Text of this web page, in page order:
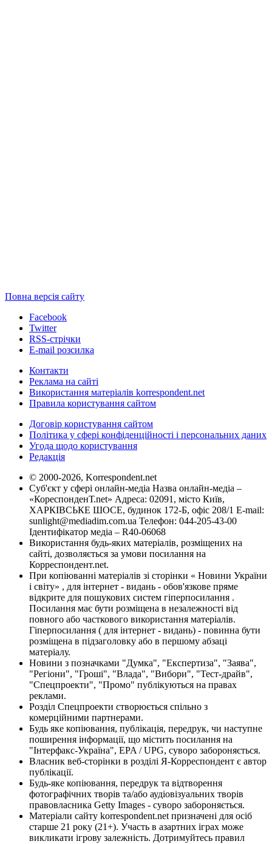
Повна версія сайту
Facebook
Twitter
RSS-стрічки
E-mail розсилка
Контакти
Реклама на сайті
Використання матеріалів korrespondent.net
Правила користування сайтом
Договір користування сайтом
Політика у сфері конфіденційності і персональних даних
Угода щодо користування
Редакція
© 2000-2026, Korrespondent.net
Суб'єкт у сфері онлайн-медіа Назва онлайн-медіа –
«КореспонденТ.net» Адреса: 02091, місто Київ,
ХАРКІВСЬКЕ ШОСЕ, будинок 172-Б, офіс 208/1 E-mail:
sunlight@mediadim.com.ua Телефон: 044-205-43-00
Ідентифікатор медіа – R40-06068
Використання будь-яких матеріалів, розміщених на
сайті, дозволяється за умови посилання на
Корреспондент.net.
При копіюванні матеріалів зі сторінки « Новини України
і світу» , для інтернет - видань - обов'язкове пряме
відкрите для пошукових систем гіперпосилання .
Посилання має бути розміщена в незалежності від
повного або часткового використання матеріалів.
Гіперпосилання ( для інтернет - видань) - повинна бути
розміщена в підзаголовку або в першому абзаці
матеріалу.
Новини з позначками "Думка", "Експертиза", "Заява",
"Регіони", "Гроші", "Влада", "Вибори", "Тест-драйв",
"Спецпроекти", "Промо" публікуються на правах
реклами.
Розділ Спецпроекти створюється спільно з
комерційними партнерами.
Будь яке копіювання, публікація, передрук, чи наступне
поширення інформації, що містить посилання на
"Інтерфакс-Україна", EPA / UPG, суворо забороняється.
Власник веб-сторінки в розділі Я-Корреспондент є автор
публікації.
Будь-яке копіювання, передрук та відтворення
фотографічних творів та/або аудіовізуальних творів
правовласника Getty Images - суворо забороняється.
Матеріали сайту korrespondent.net призначені для осіб
старше 21 року (21+). Участь в азартних іграх може
викликати ігрову залежність. Дотримуйтесь правил